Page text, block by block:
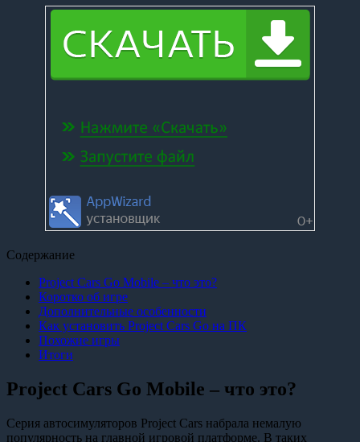
Содержание
Project Cars Go Mobile – что это?
Коротко об игре
Дополнительные особенности
Как установить Project Cars Go на ПК
Похожие игры
Итоги
Project Cars Go Mobile – что это?
Серия автосимуляторов Project Cars набрала немалую
популярность на главной игровой платформе. В таких